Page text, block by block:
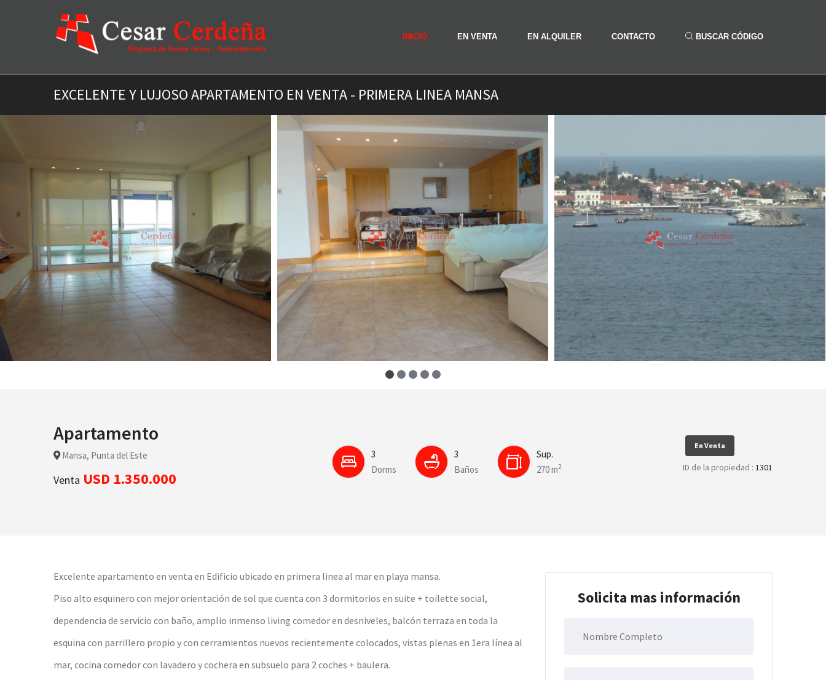
INICIO EN VENTA EN ALQUILER CONTACTO BUSCAR CÓDIGO
EXCELENTE Y LUJOSO APARTAMENTO EN VENTA - PRIMERA LINEA MANSA
Apartamento
Mansa, Punta del Este
Venta USD 1.350.000
3
Dorms
3
Baños
Sup.
270 m2
En Venta
ID de la propiedad : 1301
Excelente apartamento en venta en Edificio ubicado en primera linea al mar en playa mansa.
Piso alto esquinero con mejor orientación de sol que cuenta con 3 dormitorios en suite + toilette social,
dependencia de servicio con baño, amplio inmenso living comedor en desniveles, balcón terraza en toda la
esquina con parrillero propio y con cerramientos nuevos recientemente colocados, vistas plenas en 1era línea al
mar, cocina comedor con lavadero y cochera en subsuelo para 2 coches + baulera.
Solicita mas información